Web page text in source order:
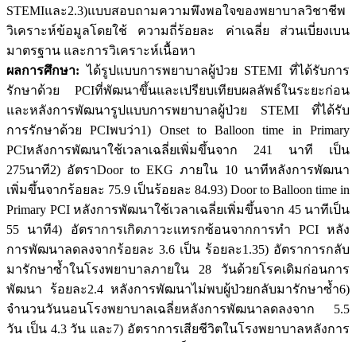
STEMIและ2.3)แบบสอบถามความพึงพอใจของพยาบาลวิชาชีพ
วิเคราะห์ข้อมูลโดยใช้ ความถี่ร้อยละ ค่าเฉลี่ย ส่วนเบี่ยงเบน
มาตรฐาน และการวิเคราะห์เนื้อหา
ผลการศึกษา: ได้รูปแบบการพยาบาลผู้ป่วย STEMI ที่ได้รับการ
รักษาด้วย PCIที่พัฒนาขึ้นและเปรียบเทียบผลลัพธ์ในระยะก่อน
และหลังการพัฒนารูปแบบการพยาบาลผู้ป่วย STEMI ที่ได้รับ
การรักษาด้วย PCIพบว่า1) Onset to Balloon time in Primary
PCIหลังการพัฒนาใช้เวลาเฉลี่ยเพิ่มขึ้นจาก 241 นาที เป็น
275นาที2) อัตราDoor to EKG ภายใน 10 นาทีหลังการพัฒนา
เพิ่มขึ้นจากร้อยละ 75.9 เป็นร้อยละ 84.93) Door to Balloon time in
Primary PCI หลังการพัฒนาใช้เวลาเฉลี่ยเพิ่มขึ้นจาก 45 นาทีเป็น
55 นาที4) อัตราการเกิดภาวะแทรกซ้อนจากการทำ PCI หลัง
การพัฒนาลดลงจากร้อยละ 3.6 เป็น ร้อยละ1.35) อัตราการกลับ
มารักษาซ้ำในโรงพยาบาลภายใน 28 วันด้วยโรคเดิมก่อนการ
พัฒนา ร้อยละ2.4 หลังการพัฒนาไม่พบผู้ป่วยกลับมารักษาซ้ำ6)
จำนวนวันนอนโรงพยาบาลเฉลี่ยหลังการพัฒนาลดลงจาก 5.5
วัน เป็น 4.3 วัน และ7) อัตราการเสียชีวิตในโรงพยาบาลหลังการ